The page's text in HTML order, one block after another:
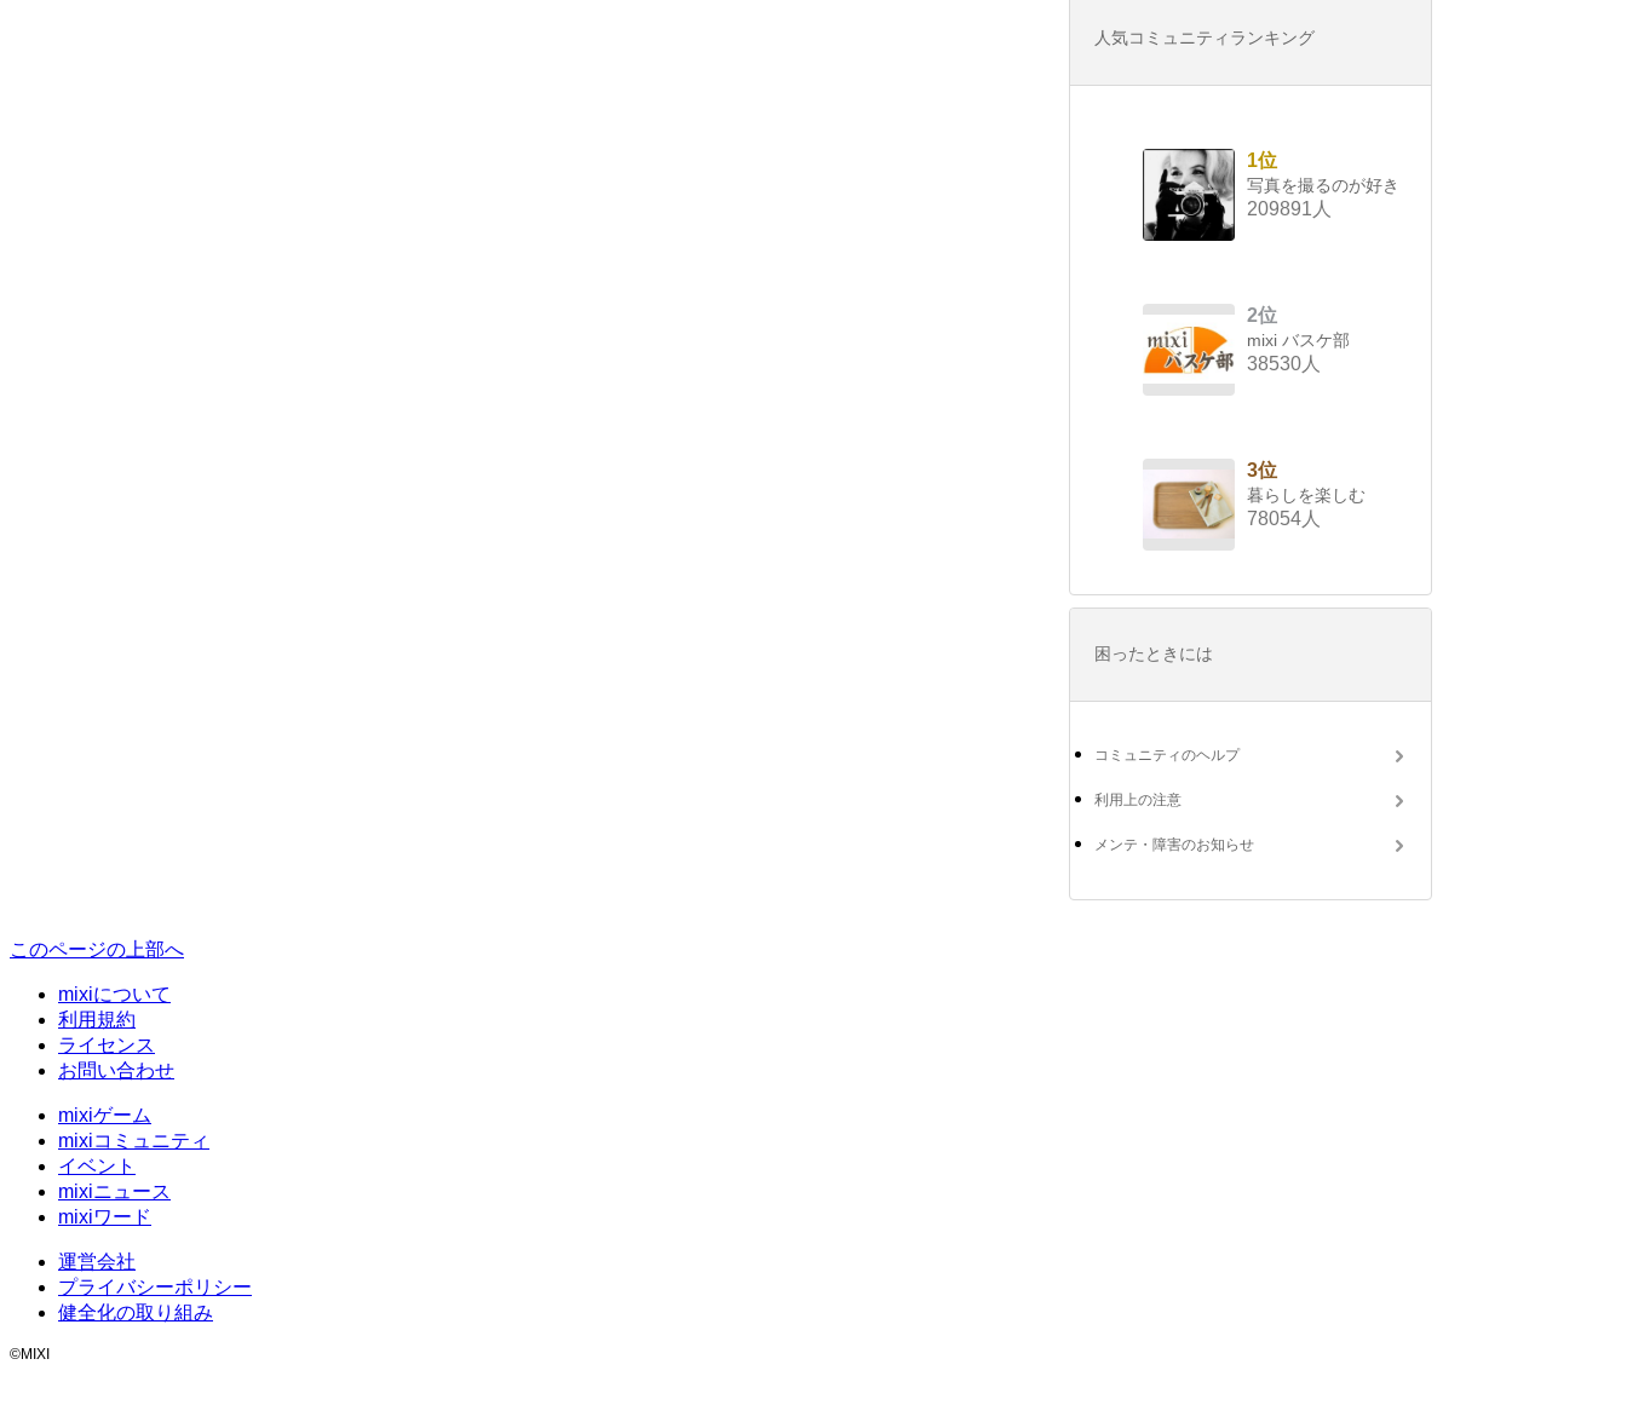
人気コミュニティランキング
1位
写真を撮るのが好き
209891人
2位
mixi バスケ部
38530人
3位
暮らしを楽しむ
78054人
困ったときには
コミュニティのヘルプ
利用上の注意
メンテ・障害のお知らせ
このページの上部へ
mixiについて
利用規約
ライセンス
お問い合わせ
mixiゲーム
mixiコミュニティ
イベント
mixiニュース
mixiワード
運営会社
プライバシーポリシー
健全化の取り組み
©MIXI